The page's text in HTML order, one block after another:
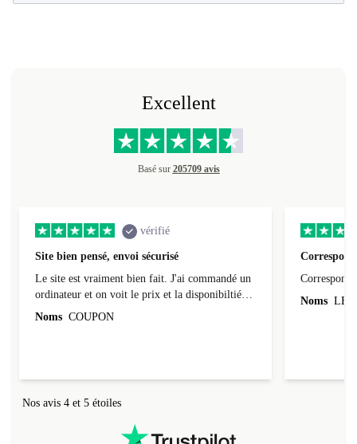
Excellent
Basé sur 205709 avis
vérifié
Site bien pensé, envoi sécurisé
Le site est vraiment bien fait. J'ai commandé un
ordinateur et on voit le prix et la disponibiltié
évoluer au fil des caractéristiques choisies.
Noms COUPON
Correspond
Noms LEO
Nos avis 4 et 5 étoiles